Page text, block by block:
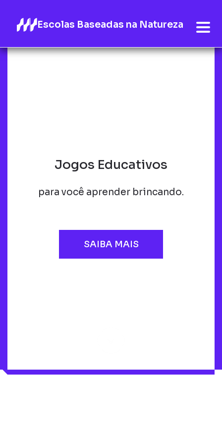
Escolas Baseadas na Natureza
Jogos Educativos
para você aprender brincando.
SAIBA MAIS